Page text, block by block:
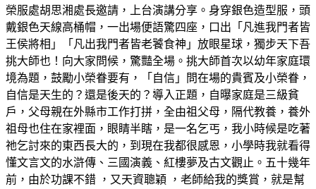
榮服處胡思湘處長邀請，上台演講分享。身穿銀色造型服，頭
戴銀色天線高桶帽，一出場便語驚四座，口出「凡進我門者皆
王侯將相」「凡出我門者皆老饕食神」放眼星球，獨步天下吾
挑大師也！向大家問候，驚豔全場。挑大師首次以幼年家庭環
境為題，鼓勵小榮眷要有，「自信」問在場的貴賓及小榮眷，
自信是天生的？還是後天的？導入正題，自曝家庭是三級貧
戶，父母親在外縣市工作打拼，全由祖父母，隔代教養，養外
祖母也住在家裡面，眼睛半瞎，是一名乞丐，我小時候是吃著
祂乞討來的東西長大的，到現在我都很感恩，小學時我就看得
懂文言文的水滸傳、三國演義、紅樓夢及古文觀止。五十幾年
前，由於功課不錯 ，又天資聰穎 ，老師給我的獎賞，就是幫